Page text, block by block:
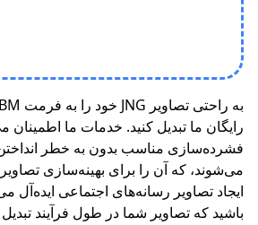
رایگان ما تبدیل کنید. خدمات ما
فشرده‌سازی مناسب بدون به خطر
می‌شوند، که آن را برای بهینه‌سازی
ایجاد تصاویر رسانه‌های اجتماعی ایده‌آل
باشید که تصاویر شما در طول فرآیند